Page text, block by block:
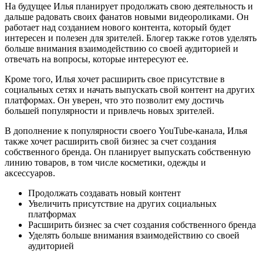
На будущее Илья планирует продолжать свою деятельность и
дальше радовать своих фанатов новыми видеороликами. Он
работает над созданием нового контента, который будет
интересен и полезен для зрителей. Блогер также готов уделять
больше внимания взаимодействию со своей аудиторией и
отвечать на вопросы, которые интересуют ее.
Кроме того, Илья хочет расширить свое присутствие в
социальных сетях и начать выпускать свой контент на других
платформах. Он уверен, что это позволит ему достичь
большей популярности и привлечь новых зрителей.
В дополнение к популярности своего YouTube-канала, Илья
также хочет расширить свой бизнес за счет создания
собственного бренда. Он планирует выпускать собственную
линию товаров, в том числе косметики, одежды и
аксессуаров.
Продолжать создавать новый контент
Увеличить присутствие на других социальных
платформах
Расширить бизнес за счет создания собственного бренда
Уделять больше внимания взаимодействию со своей
аудиторией